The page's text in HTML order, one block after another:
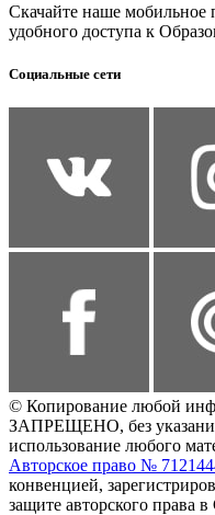
Скачайте наше мобильное
удобного доступа к
Социальные сети
© Копирование любой
ЗАПРЕЩЕНО, без
использование любого
Авторское право №
конвенцией,
защите авторского